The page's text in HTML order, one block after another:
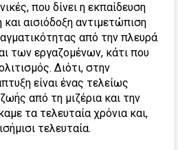
που δίνει η εκπαίδευση
και αισιόδοξη αντιμετώπιση
από την πλευρά
των εργαζομένων, κάτι που
Διότι, στην
είναι ένας τελείως
από τη μιζέρια και την
τα τελευταία χρόνια και,
τελευταία.